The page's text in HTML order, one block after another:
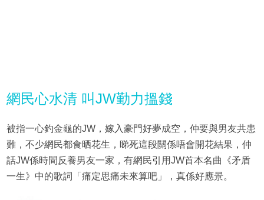
網民心水清 叫JW勤力搵錢
被指一心釣金龜的JW，嫁入豪門好夢成空，仲要與男友共患
難，不少網民都食晒花生，睇死這段關係唔會開花結果，仲
話JW係時間反養男友一家，有網民引用JW首本名曲《矛盾
一生》中的歌詞「痛定思痛未來算吧」，真係好應景。